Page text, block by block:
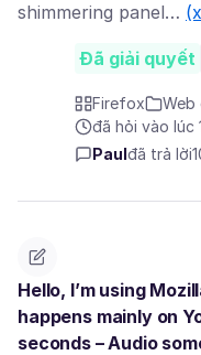
shimmering panel…
Đã giải quyết
Firefox
Web
đã hỏi vào lúc
Paul đã trả lời
Hello, I’m using
happens mainly on
seconds – Audio